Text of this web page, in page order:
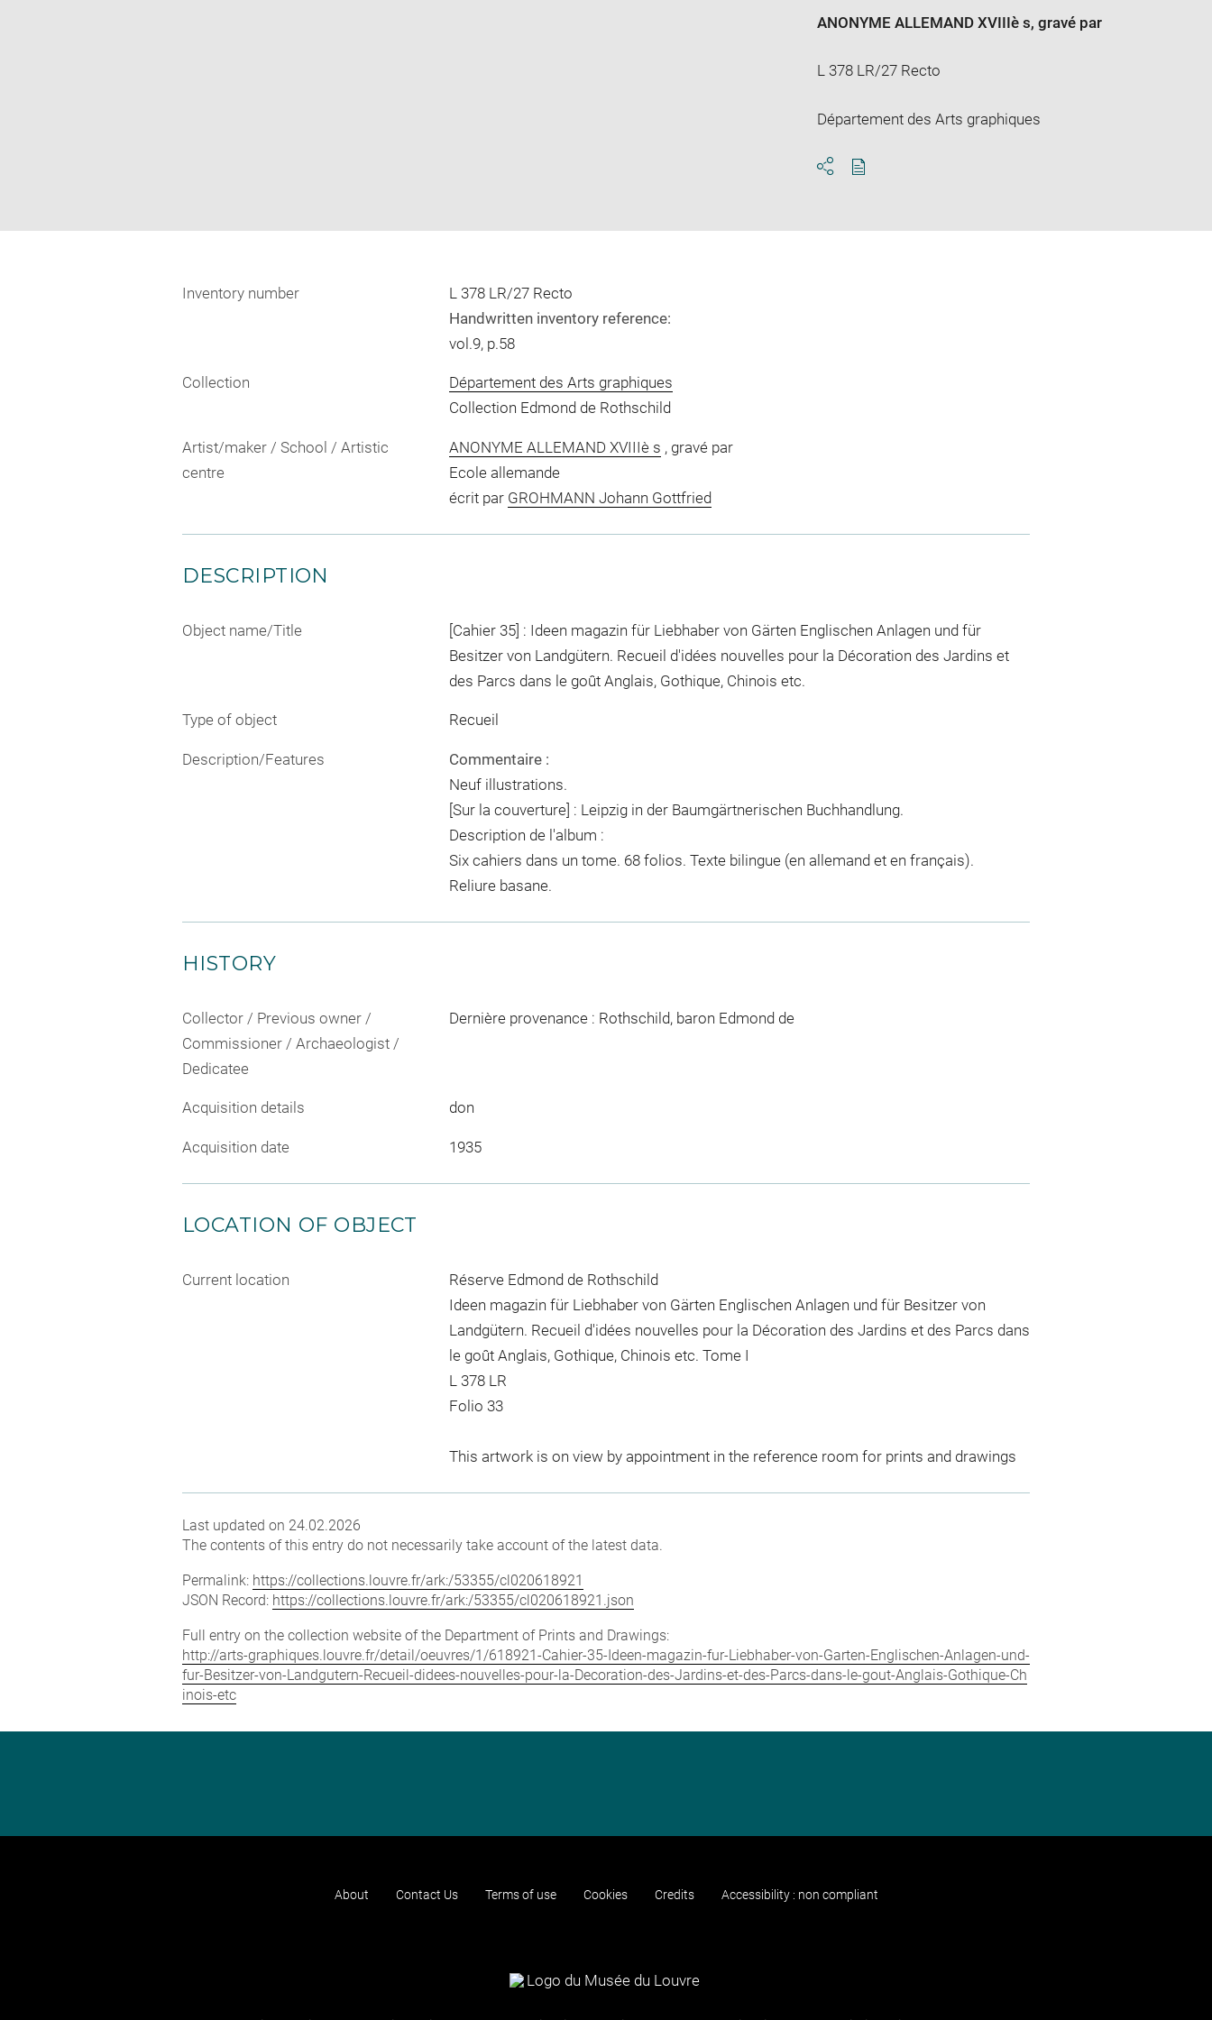
window
ANONYME ALLEMAND XVIIIè s, gravé par
L 378 LR/27 Recto
Département des Arts graphiques
Inventory number
L 378 LR/27 Recto
Handwritten inventory reference:
vol.9, p.58
Collection
Département des Arts graphiques
Collection Edmond de Rothschild
Artist/maker / School / Artistic
centre
ANONYME ALLEMAND XVIIIè s , gravé par
Ecole allemande
écrit par GROHMANN Johann Gottfried
DESCRIPTION
Object name/Title
[Cahier 35] : Ideen magazin für Liebhaber von Gärten Englischen Anlagen und für
Besitzer von Landgütern. Recueil d'idées nouvelles pour la Décoration des Jardins et
des Parcs dans le goût Anglais, Gothique, Chinois etc.
Type of object Recueil
Description/Features
Commentaire :
Neuf illustrations.
[Sur la couverture] : Leipzig in der Baumgärtnerischen Buchhandlung.
Description de l'album :
Six cahiers dans un tome. 68 folios. Texte bilingue (en allemand et en français).
Reliure basane.
HISTORY
Collector / Previous owner /
Commissioner / Archaeologist /
Dedicatee
Dernière provenance : Rothschild, baron Edmond de
Acquisition details don
Acquisition date 1935
LOCATION OF OBJECT
Current location
Réserve Edmond de Rothschild
Ideen magazin für Liebhaber von Gärten Englischen Anlagen und für Besitzer von
Landgütern. Recueil d'idées nouvelles pour la Décoration des Jardins et des Parcs dans
le goût Anglais, Gothique, Chinois etc. Tome I
L 378 LR
Folio 33
This artwork is on view by appointment in the reference room for prints and drawings
Last updated on 24.02.2026
The contents of this entry do not necessarily take account of the latest data.
Permalink: https://collections.louvre.fr/ark:/53355/cl020618921
JSON Record: https://collections.louvre.fr/ark:/53355/cl020618921.json
Full entry on the collection website of the Department of Prints and Drawings:
http://arts-graphiques.louvre.fr/detail/oeuvres/1/618921-Cahier-35-Ideen-magazin-fur-Liebhaber-von-Garten-Englischen-Anlagen-und-
fur-Besitzer-von-Landgutern-Recueil-didees-nouvelles-pour-la-Decoration-des-Jardins-et-des-Parcs-dans-le-gout-Anglais-Gothique-Ch
inois-etc
About Contact Us Terms of use Cookies Credits Accessibility : non compliant